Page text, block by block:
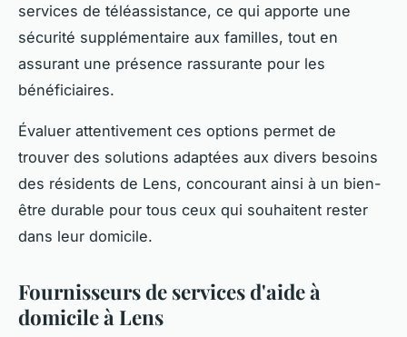
services de téléassistance, ce qui apporte une
sécurité supplémentaire aux familles, tout en
assurant une présence rassurante pour les
bénéficiaires.
Évaluer attentivement ces options permet de
trouver des solutions adaptées aux divers besoins
des résidents de Lens, concourant ainsi à un bien-
être durable pour tous ceux qui souhaitent rester
dans leur domicile.
Fournisseurs de services d'aide à
domicile à Lens